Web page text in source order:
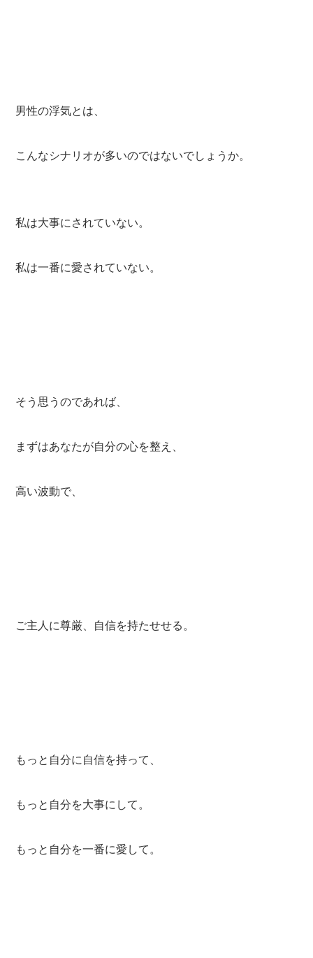
男性の浮気とは、
こんなシナリオが多いのではないでしょうか。
私は大事にされていない。
私は一番に愛されていない。
そう思うのであれば、
まずはあなたが自分の心を整え、
高い波動で、
ご主人に尊厳、自信を持たせせる。
もっと自分に自信を持って、
もっと自分を大事にして。
もっと自分を一番に愛して。